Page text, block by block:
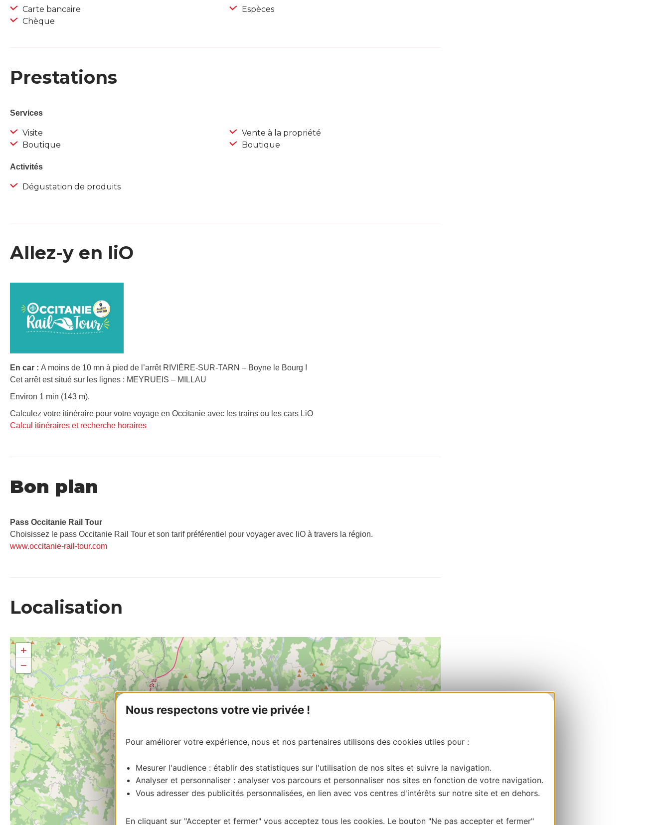
Nous respectons votre vie privée !
Pour améliorer votre expérience, nous et nos partenaires utilisons des cookies utiles pour :
Mesurer l'audience : établir des statistiques sur l'utilisation de nos sites et suivre la navigation.
Analyser et personnaliser : analyser vos parcours et personnaliser nos sites en fonction de votre navigation.
Vous adresser des publicités personnalisées, en lien avec vos centres d'intérêts sur notre site et en dehors.
En cliquant sur "Accepter et fermer" vous acceptez tous les cookies. Le bouton "Ne pas accepter et fermer"
Carte bancaire
Chèque
Espèces
Prestations
Services
Visite
Boutique
Vente à la propriété
Boutique
Activités
Dégustation de produits
Allez-y en liO
En car : A moins de 10 mn à pied de l’arrêt RIVIÈRE-SUR-TARN – Boyne le Bourg !
Cet arrêt est situé sur les lignes : MEYRUEIS – MILLAU
Environ 1 min (143 m).
Calculez votre itinéraire pour votre voyage en Occitanie avec les trains ou les cars LiO
Calcul itinéraires et recherche horaires
Bon plan
Pass Occitanie Rail Tour​
Choisissez le pass Occitanie Rail Tour et son tarif préférentiel pour voyager avec liO à travers la région.
www.occitanie-rail-tour.com
Localisation
+
−